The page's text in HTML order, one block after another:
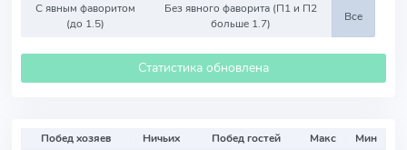
С явным фаворитом
(до 1.5)
Без явного фаворита (П1 и П2
больше 1.7)
Все
Статистика обновлена
Побед хозяев Ничьих Побед гостей Макс
Мин